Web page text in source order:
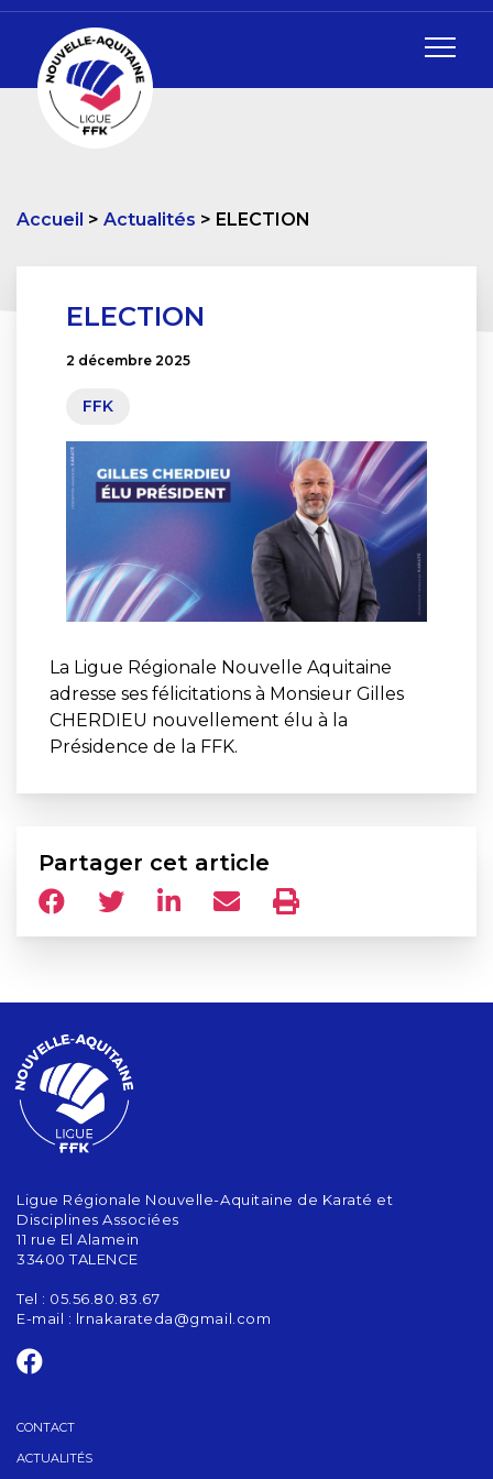
Accueil Actualités ELECTION
ELECTION
2 décembre 2025
FFK
La Ligue Régionale Nouvelle Aquitaine
adresse ses félicitations à Monsieur Gilles
CHERDIEU nouvellement élu à la
Présidence de la FFK.
Partager cet article
Ligue Régionale Nouvelle-Aquitaine de Karaté et
Disciplines Associées
11 rue El Alamein
33400 TALENCE
Tel : 05.56.80.83.67
E-mail : lrnakarateda@gmail.com
CONTACT
ACTUALITÉS